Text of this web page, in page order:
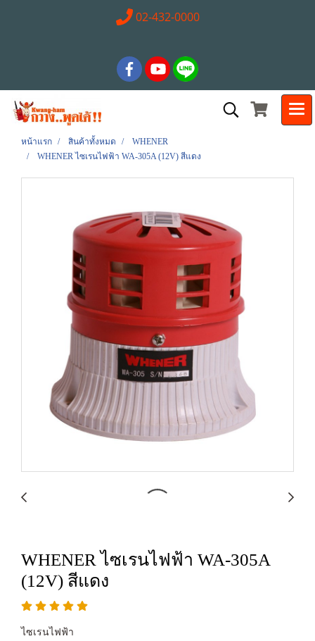
02-432-0000
หน้าแรก สินค้าทั้งหมด
WHENER
WHENER ไซเรนไฟฟ้า WA-305A (12V) สีแดง
WHENER ไซเรนไฟฟ้า WA-305A
(12V) สีแดง
ไซเรนไฟฟ้า